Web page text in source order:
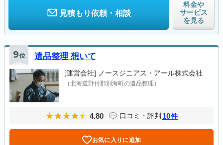
見積もり依頼・相談
料金や
サービス
を見る
9位 遺品整理 想いて
[運営会社] ノースジニアス・アール株式会社
（北海道野付郡別海町の遺品整理）
4.80 口コミ・評判 10件
お気に入りに追加